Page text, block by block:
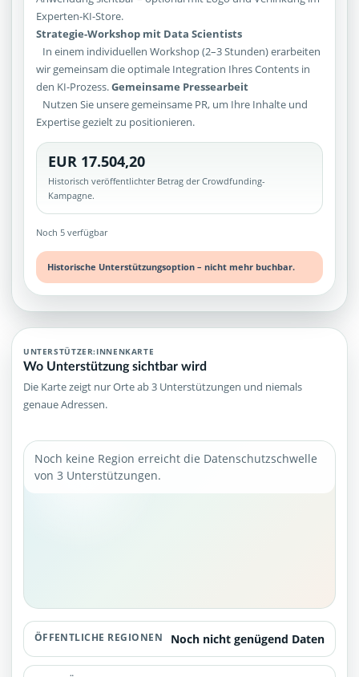
Experten-KI-Store.
Strategie-Workshop mit Data Scientists
In einem individuellen Workshop (2–3 Stunden) erarbeiten
wir gemeinsam die optimale Integration Ihres Contents in
den KI-Prozess.Gemeinsame Pressearbeit
Nutzen Sie unsere gemeinsame PR, um Ihre Inhalte und
Expertise gezielt zu positionieren.
EUR 17.504,20
Historisch veröffentlichter Betrag der Crowdfunding-
Kampagne.
Noch 5 verfügbar
Historische Unterstützungsoption – nicht mehr buchbar.
UNTERSTÜTZER:INNENKARTE
Wo Unterstützung sichtbar wird
Die Karte zeigt nur Orte ab 3 Unterstützungen und niemals
genaue Adressen.
Noch keine Region erreicht die Datenschutzschwelle
von 3 Unterstützungen.
ÖFFENTLICHE REGIONEN Noch nicht genügend Daten